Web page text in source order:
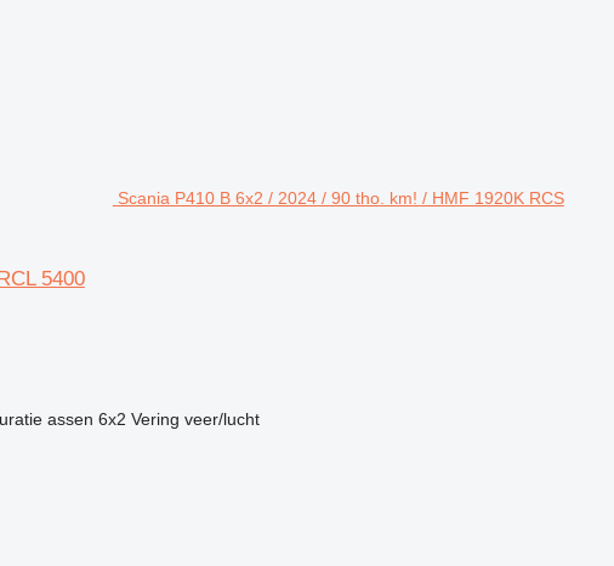
Scania P410 B 6x2 / 2024 / 90 tho. km! / HMF 1920K RCS
5400
assen 6x2 Vering veer/lucht